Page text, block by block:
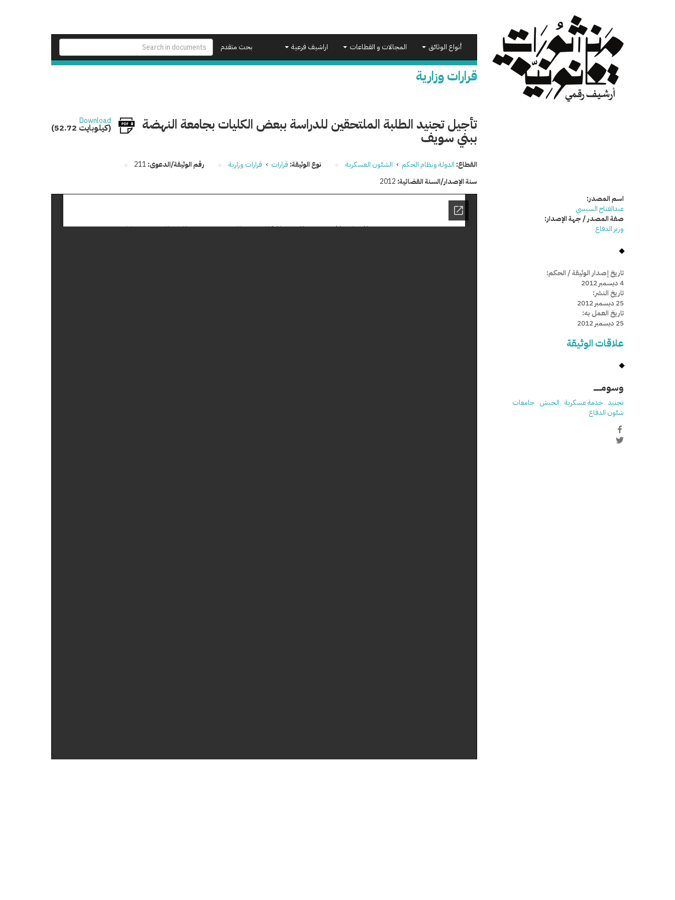
بحث متقدم
أنواع الوثائق المجالات و القطاعات اراشيف فرعية
قرارات وزارية
تأجيل تجنيد الطلبة الملتحقين للدراسة ببعض الكليات بجامعة النهضة
ببني سويف
Download
(52.72 كيلوبايت)
القطاع: الدولة ونظام الحكم › الشئون العسكرية نوع الوثيقة: قرارات › قرارات وزارية رقم الوثيقة/الدعوى: 211
سنة الإصدار/السنة القضائية: 2012
اسم المصدر:
عبدالفتاح السيسي
صفة المصدر / جهة الإصدار:
وزير الدفاع
تاريخ إصدار الوثيقة / الحكم:
4 ديسمبر 2012
تاريخ النشر:
25 ديسمبر 2012
تاريخ العمل به:
25 ديسمبر 2012
علاقات الوثيقة
وسومـــــ
تجنيد خدمة عسكرية الجيش جامعات
شئون الدفاع